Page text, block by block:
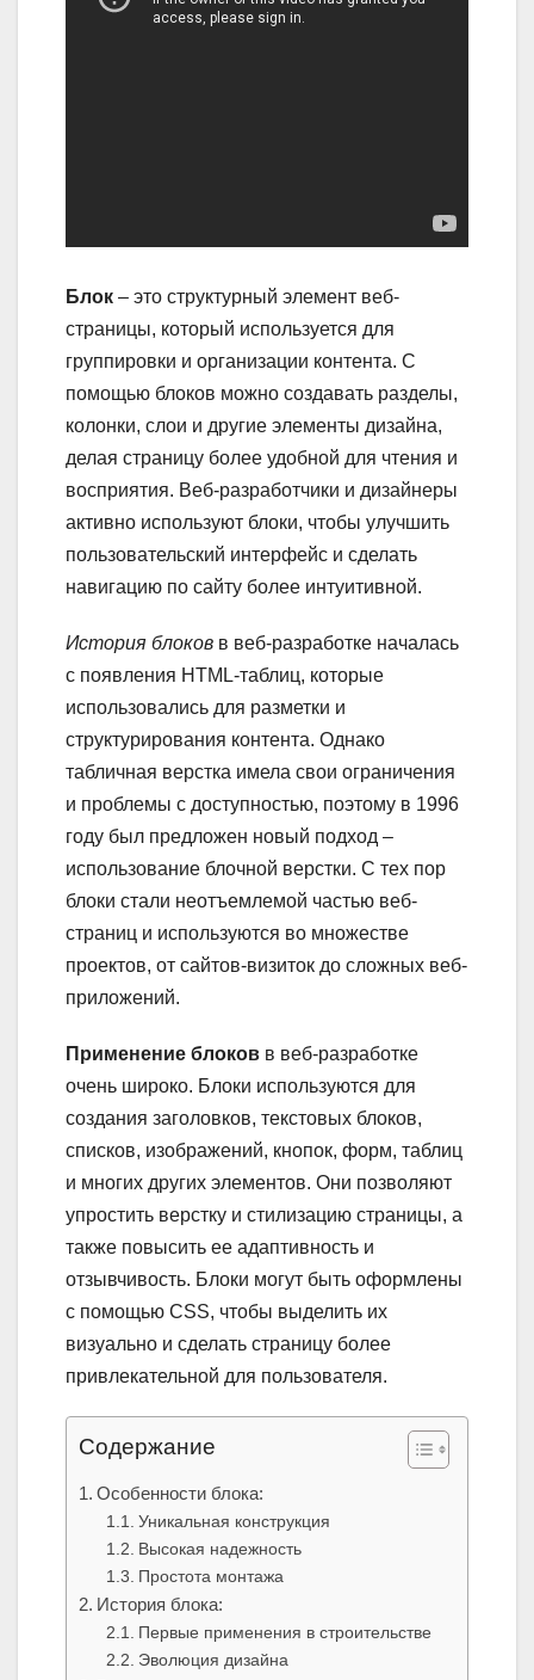
Блок – это структурный элемент веб-
страницы, который используется для
группировки и организации контента. С
помощью блоков можно создавать разделы,
колонки, слои и другие элементы дизайна,
делая страницу более удобной для чтения и
восприятия. Веб-разработчики и дизайнеры
активно используют блоки, чтобы улучшить
пользовательский интерфейс и сделать
навигацию по сайту более интуитивной.
История блоков в веб-разработке началась
с появления HTML-таблиц, которые
использовались для разметки и
структурирования контента. Однако
табличная верстка имела свои ограничения
и проблемы с доступностью, поэтому в 1996
году был предложен новый подход –
использование блочной верстки. С тех пор
блоки стали неотъемлемой частью веб-
страниц и используются во множестве
проектов, от сайтов-визиток до сложных веб-
приложений.
Применение блоков в веб-разработке
очень широко. Блоки используются для
создания заголовков, текстовых блоков,
списков, изображений, кнопок, форм, таблиц
и многих других элементов. Они позволяют
упростить верстку и стилизацию страницы, а
также повысить ее адаптивность и
отзывчивость. Блоки могут быть оформлены
с помощью CSS, чтобы выделить их
визуально и сделать страницу более
привлекательной для пользователя.
Содержание
Особенности блока:
Уникальная конструкция
Высокая надежность
Простота монтажа
История блока:
Первые применения в строительстве
Эволюция дизайна